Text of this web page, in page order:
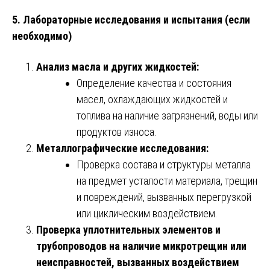
5. Лабораторные исследования и испытания (если
необходимо)
Анализ масла и других жидкостей:
Определение качества и состояния
масел, охлаждающих жидкостей и
топлива на наличие загрязнений, воды или
продуктов износа.
Металлографические исследования:
Проверка состава и структуры металла
на предмет усталости материала, трещин
и повреждений, вызванных перегрузкой
или циклическим воздействием.
Проверка уплотнительных элементов и
трубопроводов на наличие микротрещин или
неисправностей, вызванных воздействием